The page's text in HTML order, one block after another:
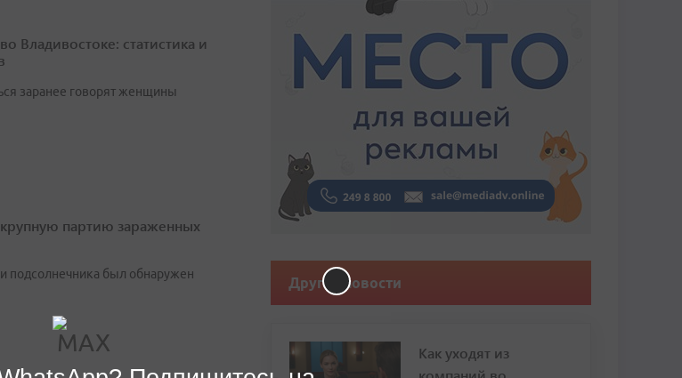
Владивостоке: статистика и
заранее говорят женщины
партию зараженных
подсолнечника был обнаружен
Другие новости
Как уходят из